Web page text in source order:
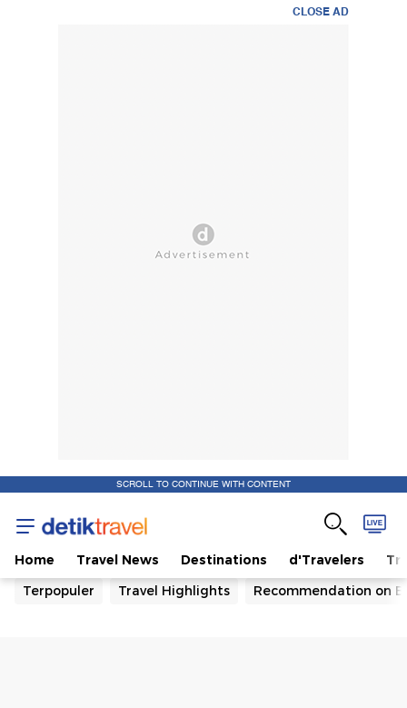
CLOSE AD
SCROLL TO CONTINUE WITH CONTENT
Home Travel News Destinations d'Travelers
Terpopuler
Travel Highlights Recommendation on